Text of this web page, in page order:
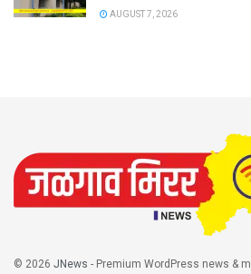
AUGUST 7, 2026
© 2026 JNews - Premium WordPress news &